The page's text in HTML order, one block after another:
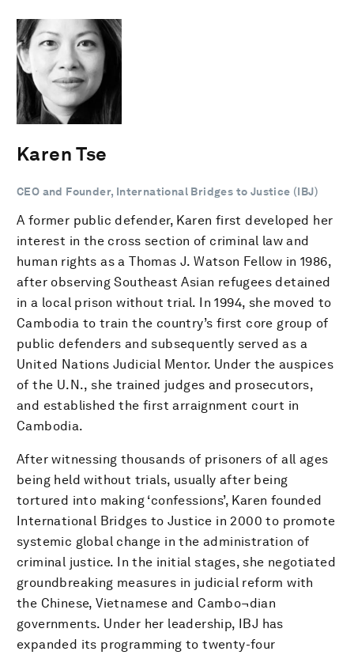
Karen Tse
CEO and Founder, International Bridges to Justice (IBJ)
A former public defender, Karen first developed her
interest in the cross section of criminal law and
human rights as a Thomas J. Watson Fellow in 1986,
after observing Southeast Asian refugees detained
in a local prison without trial. In 1994, she moved to
Cambodia to train the country’s first core group of
public defenders and subsequently served as a
United Nations Judicial Mentor. Under the auspices
of the U.N., she trained judges and prosecutors,
and established the first arraignment court in
Cambodia.
After witnessing thousands of prisoners of all ages
being held without trials, usually after being
tortured into making ‘confessions’, Karen founded
International Bridges to Justice in 2000 to promote
systemic global change in the administration of
criminal justice. In the initial stages, she negotiated
groundbreaking measures in judicial reform with
the Chinese, Vietnamese and Cambo¬dian
governments. Under her leadership, IBJ has
expanded its programming to twenty-four